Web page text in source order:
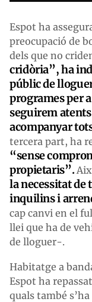
Espot ha
preocupació de
dels que no
cridòria”, ha
públic de
programes per
seguirem
acompanyar
tercera part, ha
“sense
propietaris”.
la necessitat
inquilins i
cap canvi en el
llei que ha de
de lloguer-.
Habitatge a
Espot ha
quals també